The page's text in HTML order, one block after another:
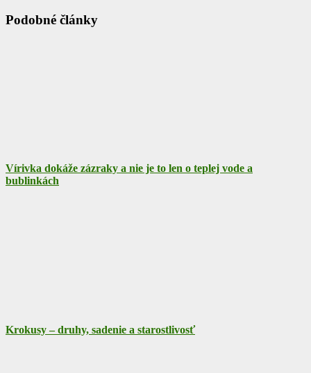
Podobné články
Vírivka dokáže zázraky a nie je to len o teplej vode a
bublinkách
Krokusy – druhy, sadenie a starostlivosť